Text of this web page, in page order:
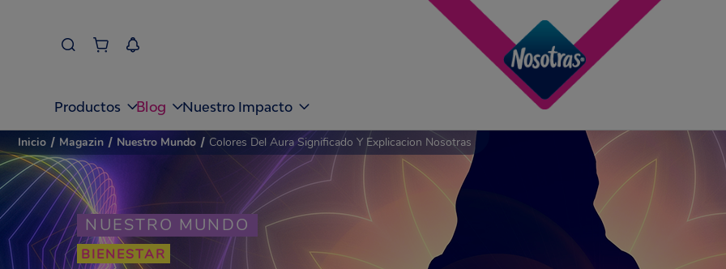
Productos Blog Nuestro Impacto
NUESTRO MUNDO
BIENESTAR
Inicio / Magazin / Nuestro Mundo / Colores Del Aura Significado Y Explicacion Nosotras